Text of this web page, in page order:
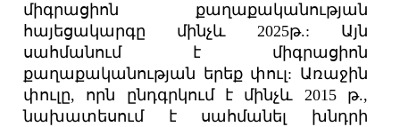
միգրացիոն քաղաքականության
հայեցակարգը մինչև 2025թ.: Այն
սահմանում է միգրացիոն
քաղաքականության երեք փուլ: Առաջին
փուլը, որն ընդգրկում է մինչև 2015 թ.,
նախատեսում է սահմանել խնդրի